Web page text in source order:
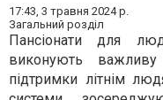
17:43, 3 травня 2024 р.
Загальний розділ
Пансіонати для
виконують
підтримки літнім